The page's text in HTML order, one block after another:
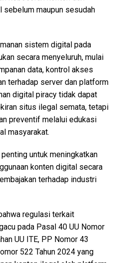
sebelum maupun sesudah
sistem digital pada
secara menyeluruh, mulai
data, kontrol akses
terhadap server dan platform
digital piracy tidak dapat
situs ilegal semata, tetapi
preventif melalui edukasi
masyarakat.
untuk meningkatkan
konten digital secara
terhadap industri
regulasi terkait
pada Pasal 40 UU Nomor
UU ITE, PP Nomor 43
522 Tahun 2024 yang